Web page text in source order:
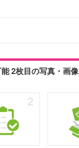
2枚目の写真・画像